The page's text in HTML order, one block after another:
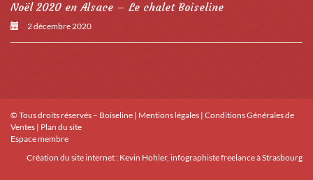
Noël 2020 en Alsace – Le chalet Boiseline
2 décembre 2020
© Tous droits réservés – Boiseline | Mentions légales | Conditions Générales de
Ventes | Plan du site
Espace membre
Création du site internet : Kevin Hohler, infographiste freelance à Strasbourg